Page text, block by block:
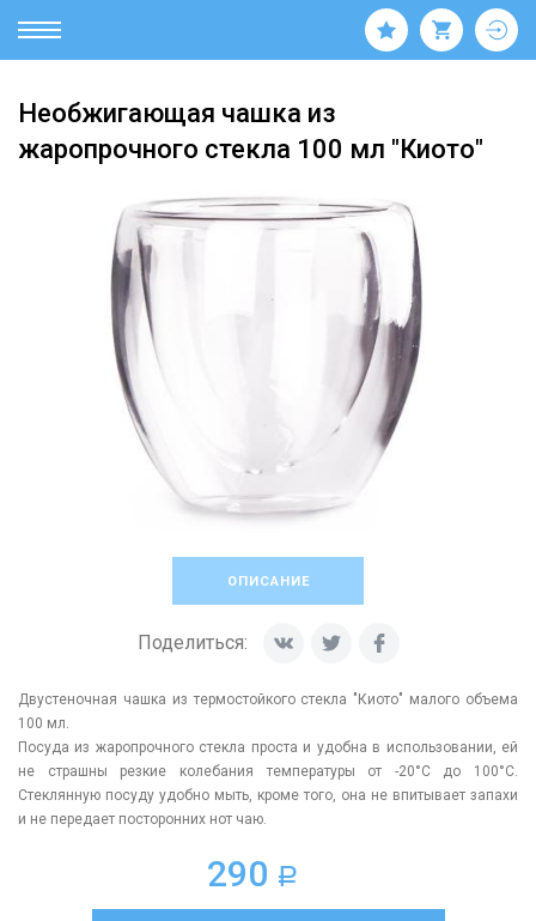
Необжигающая чашка из
жаропрочного стекла 100 мл "Киото"
ОПИСАНИЕ
Поделиться:
Двустеночная чашка из термостойкого стекла "Киото" малого объема
100 мл.
Посуда из жаропрочного стекла проста и удобна в использовании, ей
не страшны резкие колебания температуры от -20°C до 100°C.
Стеклянную посуду удобно мыть, кроме того, она не впитывает запахи
и не передает посторонних нот чаю.
290 a